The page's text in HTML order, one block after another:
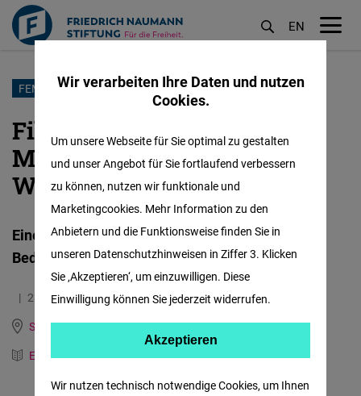
Direkt
Inhalt
EN
FEMALE FORWARD
Filmemacherinnen im
Mittelmeerraum, steigende
Werte
Eine neue Perspektive, die immer mehr an
Bedeutung gewinnt
23.05.2023
4.4 Minuten
Spain, Italy, Portugal and Mediterranean Dialogue
Englisch
Spanisch
Wir verarbeiten Ihre Daten und nutzen
Cookies.
Wir nutzen technisch notwendige Cookies, um Ihnen
Um unsere Webseite für Sie optimal zu gestalten
und unser Angebot für Sie fortlaufend verbessern
zu können, nutzen wir funktionale und
Marketingcookies. Mehr Information zu den
Anbietern und die Funktionsweise finden Sie in
unseren Datenschutzhinweisen in Ziffer 3. Klicken
Sie ‚Akzeptieren‘, um einzuwilligen. Diese
Einwilligung können Sie jederzeit widerrufen.
Akzeptieren